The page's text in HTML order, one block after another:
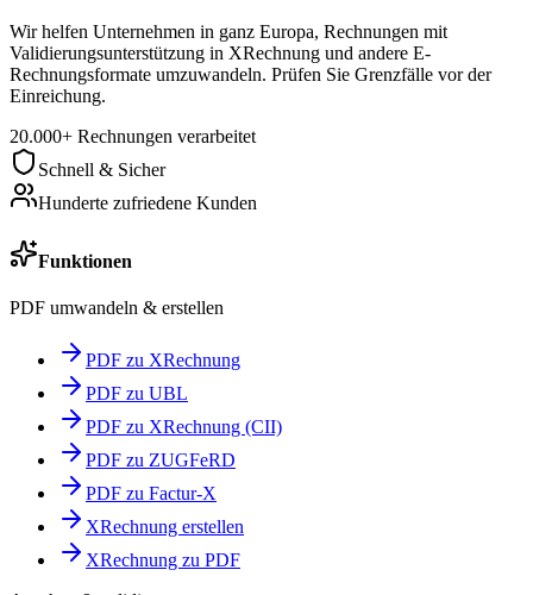
Wir helfen Unternehmen in ganz Europa, Rechnungen mit
Validierungsunterstützung in XRechnung und andere E-
Rechnungsformate umzuwandeln. Prüfen Sie Grenzfälle vor der
Einreichung.
20.000+ Rechnungen verarbeitet
Schnell & Sicher
Hunderte zufriedene Kunden
Funktionen
PDF umwandeln & erstellen
PDF zu XRechnung
PDF zu UBL
PDF zu XRechnung (CII)
PDF zu ZUGFeRD
PDF zu Factur-X
XRechnung erstellen
XRechnung zu PDF